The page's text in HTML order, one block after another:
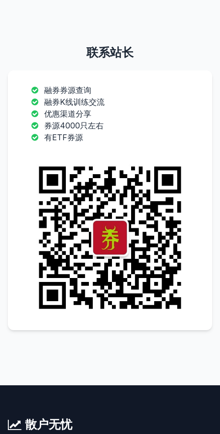
联系站长
融券券源查询
融券K线训练交流
优惠渠道分享
券源4000只左右
有ETF券源
散户无忧